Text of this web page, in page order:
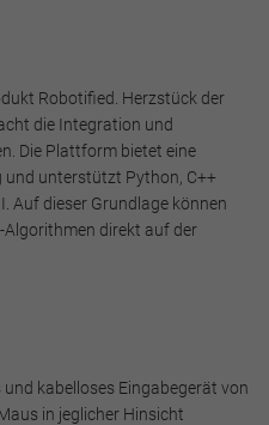
Robotified. Herzstück der
die Integration und
Die Plattform bietet eine
unterstützt Python, C++
Auf dieser Grundlage können
direkt auf der
kabelloses Eingabegerät von
in jeglicher Hinsicht